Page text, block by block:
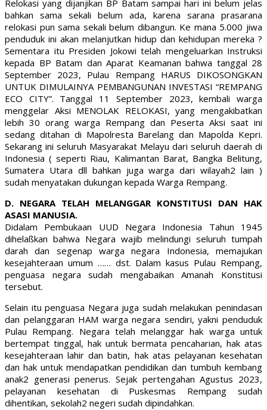
Relokasi yang dijanjikan BP Batam sampai hari ini belum jelas
bahkan sama sekali belum ada, karena sarana prasarana
relokasi pun sama sekali belum dibangun. Ke mana 5.000 jiwa
penduduk ini akan melanjutkan hidup dan kehidupan mereka ?
Sementara itu Presiden Jokowi telah mengeluarkan Instruksi
kepada BP Batam dan Aparat Keamanan bahwa tanggal 28
September 2023, Pulau Rempang HARUS DIKOSONGKAN
UNTUK DIMULAINYA PEMBANGUNAN INVESTASI “REMPANG
ECO CITY”. Tanggal 11 September 2023, kembali warga
menggelar Aksi MENOLAK RELOKASI, yang mengakibatkan
lebih 30 orang warga Rempang dan Peserta Aksi saat ini
sedang ditahan di Mapolresta Barelang dan Mapolda Kepri.
Sekarang ini seluruh Masyarakat Melayu dari seluruh daerah di
Indonesia ( seperti Riau, Kalimantan Barat, Bangka Belitung,
Sumatera Utara dll bahkan juga warga dari wilayah2 lain )
sudah menyatakan dukungan kepada Warga Rempang.
D. NEGARA TELAH MELANGGAR KONSTITUSI DAN HAK
ASASI MANUSIA.
Didalam Pembukaan UUD Negara Indonesia Tahun 1945
dihelaßkan bahwa Negara wajib melindungi seluruh tumpah
darah dan segenap warga negara Indonesia, memajukan
kesejahteraan umum …… dst. Dalam kasus Pulau Rempang,
penguasa negara sudah mengabaikan Amanah Konstitusi
tersebut.
Selain itu penguasa Negara juga sudah melakukan penindasan
dan pelanggaran HAM warga negara sendiri, yakni penduduk
Pulau Rempang. Negara telah melanggar hak warga untuk
bertempat tinggal, hak untuk bermata pencaharian, hak atas
kesejahteraan lahir dan batin, hak atas pelayanan kesehatan
dan hak untuk mendapatkan pendidikan dan tumbuh kembang
anak2 generasi penerus. Sejak pertengahan Agustus 2023,
pelayanan kesehatan di Puskesmas Rempang sudah
dihentikan, sekolah2 negeri sudah dipindahkan.